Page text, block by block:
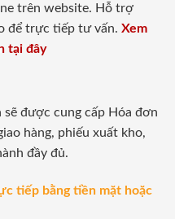
trên website. Hỗ trợ
để trực tiếp tư vấn. Xem
tại đây
sẽ được cung cấp Hóa đơn
hàng, phiếu xuất kho,
đầy đủ.
tiếp bằng tiền mặt hoặc